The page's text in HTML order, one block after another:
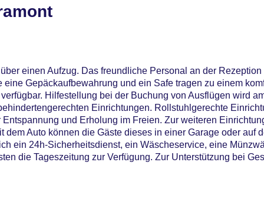
einen Aufzug. Das freundliche Personal an der
Gepäckaufbewahrung und ein Safe tragen zu einem
Hilfestellung bei der Buchung von Ausflügen wird
Einrichtungen. Rollstuhlgerechte
und Erholung im Freien. Zur weiteren
dem Auto können die Gäste dieses in einer Garage oder auf
ein 24h-Sicherheitsdienst, ein Wäscheservice, eine
die Tageszeitung zur Verfügung. Zur Unterstützung bei